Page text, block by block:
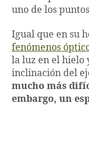
uno de los
Igual que en su
fenómenos
la luz en el hielo
inclinación del
mucho más
embargo, un